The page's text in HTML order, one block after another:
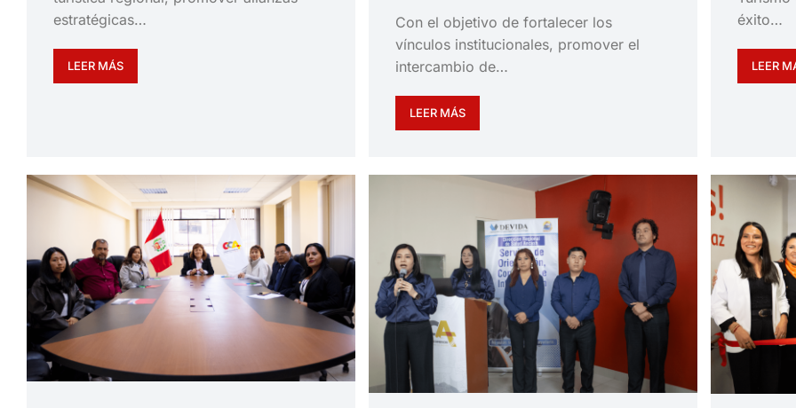
estratégicas…
LEER MÁS
Con el objetivo de fortalecer los
vínculos institucionales, promover el
intercambio de…
LEER MÁS
éxito…
LEER